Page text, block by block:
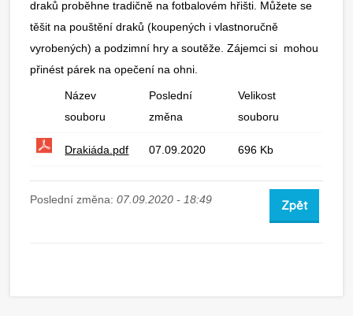
draků proběhne tradičně na fotbalovém hřišti. Můžete se
těšit na pouštění draků (koupených i vlastnoručně
vyrobených) a podzimní hry a soutěže. Zájemci si mohou
přinést párek na opečení na ohni.
Název
souboru
Poslední
změna
Velikost
souboru
Drakiáda.pdf 07.09.2020 696 Kb
Poslední změna:07.09.2020 - 18:49 Zpět